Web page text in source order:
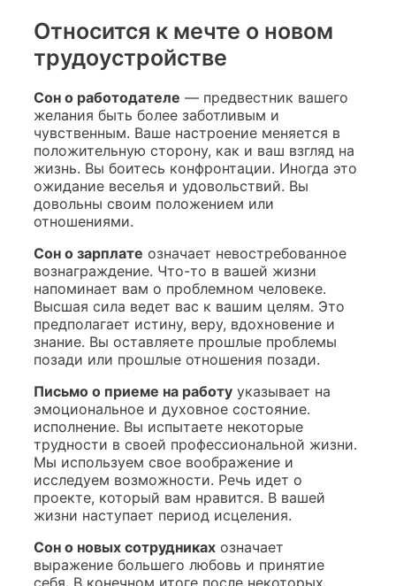
Относится к мечте о новом
трудоустройстве
Сон о работодателе — предвестник вашего
желания быть более заботливым и
чувственным. Ваше настроение меняется в
положительную сторону, как и ваш взгляд на
жизнь. Вы боитесь конфронтации. Иногда это
ожидание веселья и удовольствий. Вы
довольны своим положением или
отношениями.
Сон о зарплате означает невостребованное
вознаграждение. Что-то в вашей жизни
напоминает вам о проблемном человеке.
Высшая сила ведет вас к вашим целям. Это
предполагает истину, веру, вдохновение и
знание. Вы оставляете прошлые проблемы
позади или прошлые отношения позади.
Письмо о приеме на работу указывает на
эмоциональное и духовное состояние.
исполнение. Вы испытаете некоторые
трудности в своей профессиональной жизни.
Мы используем свое воображение и
исследуем возможности. Речь идет о
проекте, который вам нравится. В вашей
жизни наступает период исцеления.
Сон о новых сотрудниках означает
выражение большего любовь и принятие